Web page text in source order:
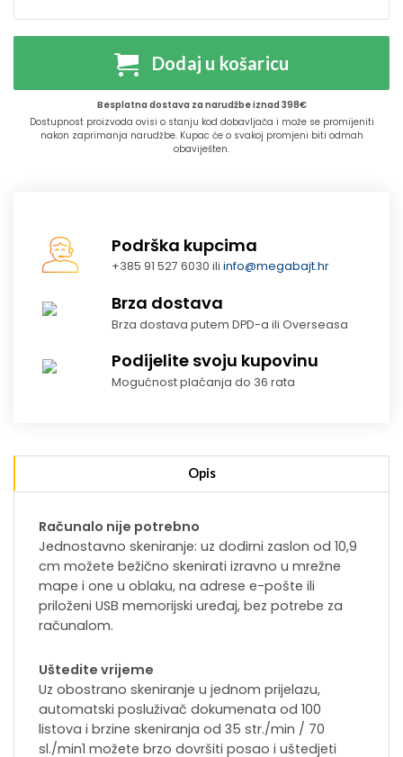
Dodaj u košaricu
Besplatna dostava za narudžbe iznad 398€
Dostupnost proizvoda ovisi o stanju kod dobavljača i može se promijeniti
nakon zaprimanja narudžbe. Kupac će o svakoj promjeni biti odmah
obaviješten.
Podrška kupcima
+385 91 527 6030 iliinfo@megabajt.hr
Brza dostava
Brza dostava putem DPD-a ili Overseasa
Podijelite svoju kupovinu
Mogućnost plaćanja do 36 rata
Opis
Računalo nije potrebno
Jednostavno skeniranje: uz dodirni zaslon od 10,9
cm možete bežično skenirati izravno u mrežne
mape i one u oblaku, na adrese e-pošte ili
priloženi USB memorijski uređaj, bez potrebe za
računalom.
Uštedite vrijeme
Uz obostrano skeniranje u jednom prijelazu,
automatski posluživač dokumenata od 100
listova i brzine skeniranja od 35 str./min / 70
sl./min1 možete brzo dovršiti posao i uštedjeti